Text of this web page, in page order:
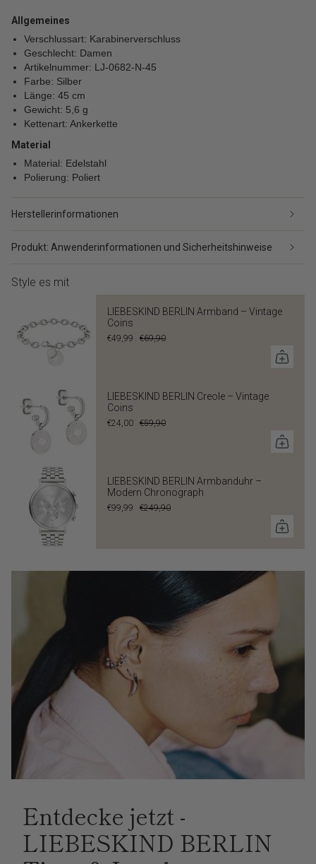
{{
quantity
}}",
"minimum_of"=>"Minimum
von
{{
quantity
}}",
"maximum_of"=>"Maximum
{{
quantity
}}"}
Allgemeines
Verschlussart: Karabinerverschluss
Geschlecht: Damen
Artikelnummer: LJ-0682-N-45
Farbe: Silber
Länge: 45 cm
Gewicht: 5,6 g
Kettenart: Ankerkette
Material
Material: Edelstahl
Polierung: Poliert
Herstellerinformationen
Produkt: Anwenderinformationen und Sicherheitshinweise
Style es mit
LIEBESKIND BERLIN Armband – Vintage
Coins
€49,99 €69,90
LIEBESKIND BERLIN Creole – Vintage
Coins
€24,00 €59,90
LIEBESKIND BERLIN Armbanduhr –
Modern Chronograph
€99,99 €249,90
Entdecke jetzt -
LIEBESKIND BERLIN